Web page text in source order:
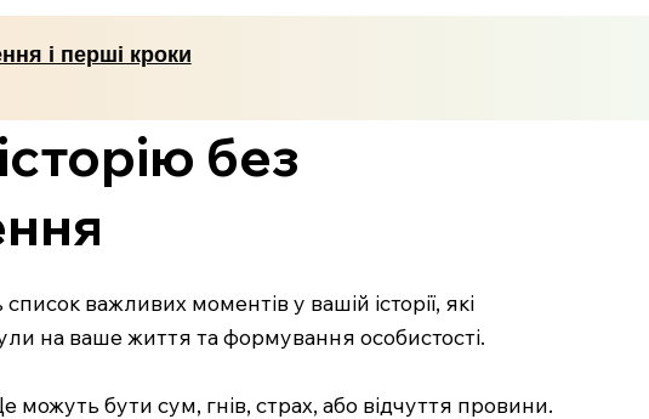
і перші кроки
без
важливих моментів у вашій історії, які
на ваше життя та формування особистості.
можуть бути сум, гнів, страх, або відчуття провини.